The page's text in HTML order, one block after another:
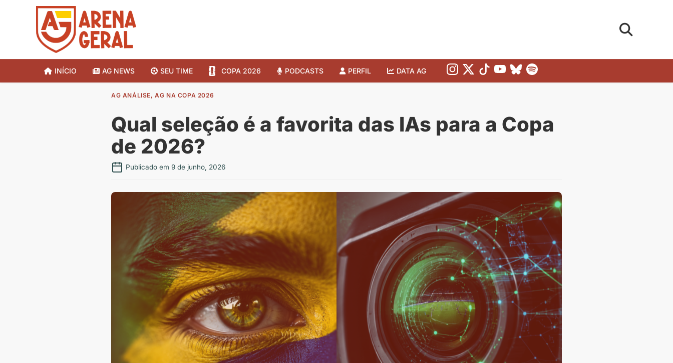
INÍCIO AG NEWS SEU TIME COPA 2026 PODCASTS PERFIL DATA AG
AG ANÁLISE,AG NA COPA 2026
Qual seleção é a favorita das IAs para a Copa
de 2026?
Publicado em 9 de junho, 2026